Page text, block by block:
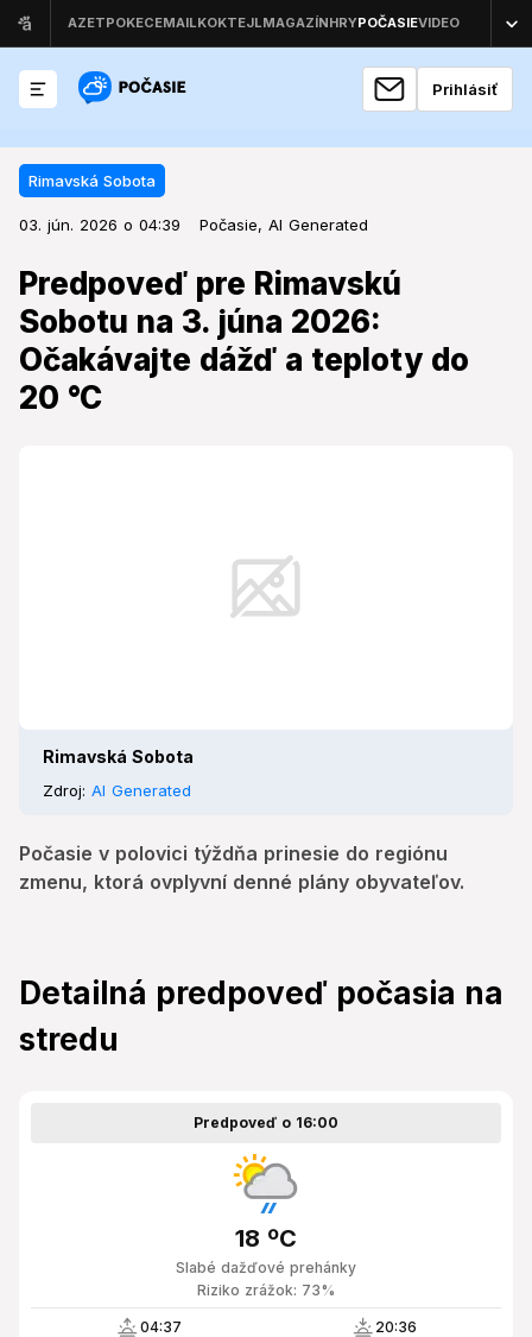
Prihlásiť
Rimavská Sobota
03. jún. 2026 o 04:39 Počasie, AI Generated
Predpoveď pre Rimavskú
Sobotu na 3. júna 2026:
Očakávajte dážď a teploty do
20 °C
Rimavská Sobota
Zdroj: AI Generated
Počasie v polovici týždňa prinesie do regiónu
zmenu, ktorá ovplyvní denné plány obyvateľov.
Rimavská Sobota
Predpoveď pre Rimavskú Sobotu
na 3. júna 2026: Očakávajte dážď
a teploty do 20 °C
Počasie v polovici týždňa prinesie do regiónu zmenu,
ktorá ovplyvní denné plány obyvateľov.
Detailná predpoveď počasia na
stredu
Predpoveď o 16:00
Slabé dažďové prehánky
18 ºC
Riziko zrážok: 73%
04:37 20:36